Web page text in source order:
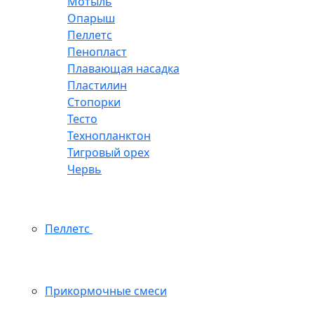
Опарыш
Пеллетс
Пенопласт
Плавающая насадка
Пластилин
Стопорки
Тесто
Технопланктон
Тигровый орех
Червь
Пеллетс
Прикормочные смеси